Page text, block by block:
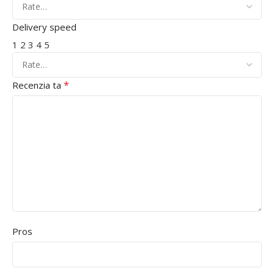
Delivery speed
1 2 3 4 5
Recenzia ta *
Pros